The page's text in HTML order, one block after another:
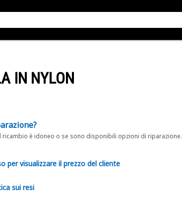
IN NYLON
ricambio è idoneo o se sono disponibili opzioni di riparazione.
per visualizzare il prezzo del cliente
sui resi